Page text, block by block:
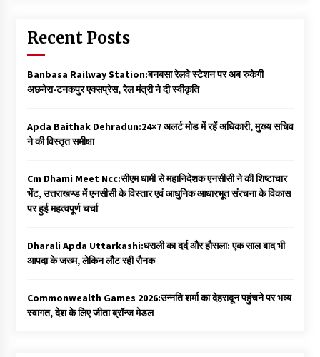
Recent Posts
Banbasa Railway Station:बनबसा रेलवे स्टेशन पर अब रुकेगी
अछनेरा-टनकपुर एक्सप्रेस, रेल मंत्री ने दी स्वीकृति
Apda Baithak Dehradun:24×7 अलर्ट मोड में रहें अधिकारी, मुख्य सचिव
ने की विस्तृत समीक्षा
Cm Dhami Meet Ncc:सीएम धामी से महानिदेशक एनसीसी ने की शिष्टाचार
भेंट, उत्तराखण्ड में एनसीसी के विस्तार एवं आधुनिक आधारभूत संरचना के विकास
पर हुई महत्वपूर्ण चर्चा
Dharali Apda Uttarkashi:धराली का दर्द और हौसला: एक साल बाद भी
आपदा के जख्म, लेकिन लौट रही रौनक
Commonwealth Games 2026:उन्नति शर्मा का देहरादून पहुंचने पर भव्य
स्वागत, देश के लिए जीता ब्रॉन्ज मेडल